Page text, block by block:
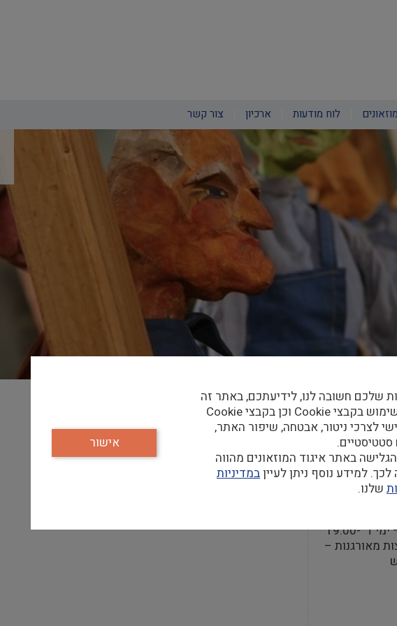
לוח מודעות ארכיון צור קשר
לקהל הרחב – ימי ד' 19:00-
מאורגנות –
שלכם חשובה לנו, לידיעתכם, באתר זה
נעשה שימוש בקבצי Cookie וכן בקבצי Cookie
לצרכי ניטור, אבטחה, שיפור האתר,
סטטיסטיים.
באתר איגוד המוזאונים מהווה
למידע נוסף ניתן לעייןבמדיניות
שלנו.
אישור